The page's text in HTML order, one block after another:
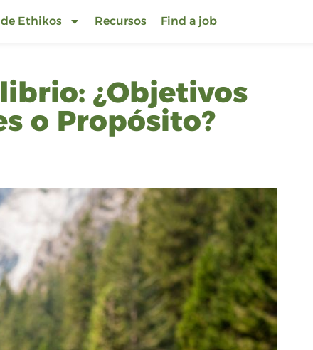
Ethikos Recursos Find a job
¿Objetivos
o Propósito?